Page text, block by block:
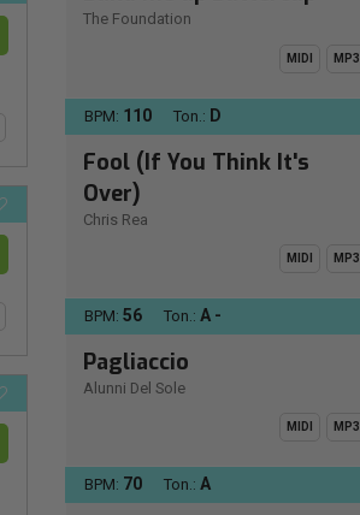
The Foundation
MIDI MP3
BPM: 110 Ton.: D
Fool (If You Think It's
Over)
Chris Rea
MIDI MP3
BPM: 56 Ton.: A -
Pagliaccio
Alunni Del Sole
MIDI MP3
BPM: 70 Ton.: A